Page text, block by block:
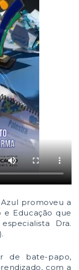
promoveu a
e Educação que
Dra.
de bate-papo,
com a